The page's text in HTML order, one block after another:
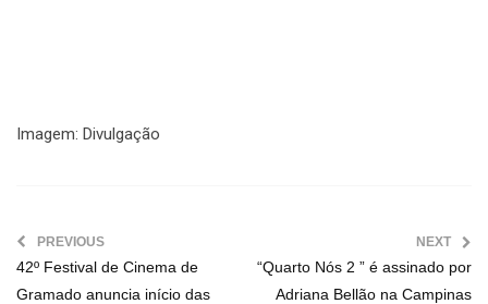
Imagem: Divulgação
PREVIOUS
42º Festival de Cinema de
Gramado anuncia início das
NEXT
“Quarto Nós 2 ” é assinado por
Adriana Bellão na Campinas